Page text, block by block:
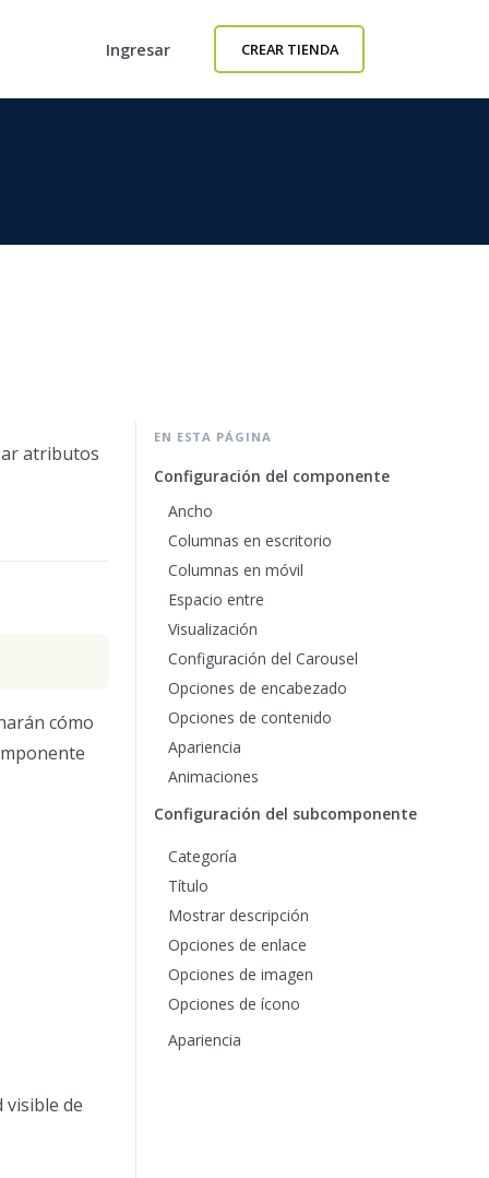
Ingresar CREAR TIENDA
atributos
cómo
de
EN ESTA PÁGINA
Configuración del componente
Ancho
Columnas en escritorio
Columnas en móvil
Espacio entre
Visualización
Configuración del Carousel
Opciones de encabezado
Opciones de contenido
Apariencia
Animaciones
Configuración del subcomponente
Categoría
Título
Mostrar descripción
Opciones de enlace
Opciones de imagen
Opciones de ícono
Apariencia